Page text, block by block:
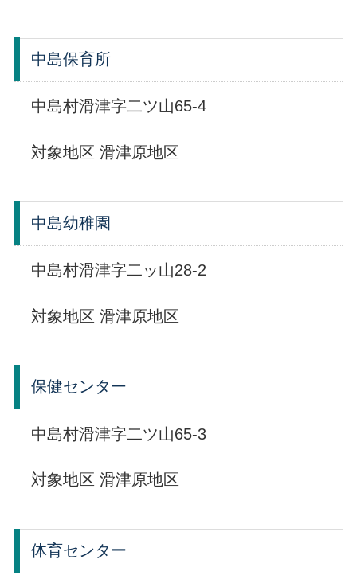
中島保育所
中島村滑津字二ツ山65-4
対象地区 滑津原地区
中島幼稚園
中島村滑津字二ッ山28-2
対象地区 滑津原地区
保健センター
中島村滑津字二ツ山65-3
対象地区 滑津原地区
体育センター